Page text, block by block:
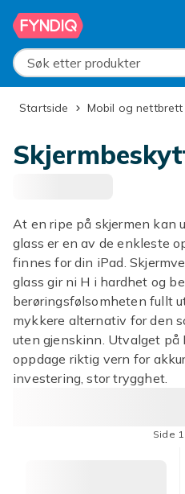
Hopp til hovedinnhold
Søk etter produkter
Startside Mobil og nettbrett
At en ripe på skjermen kan
glass er en av de enkleste
finnes for din iPad.
glass gir ni H i hardhet og
berøringsfølsomheten fullt
mykkere alternativ for den
uten gjenskinn. Utvalget på
oppdage riktig vern for
investering, stor trygghet.
Side